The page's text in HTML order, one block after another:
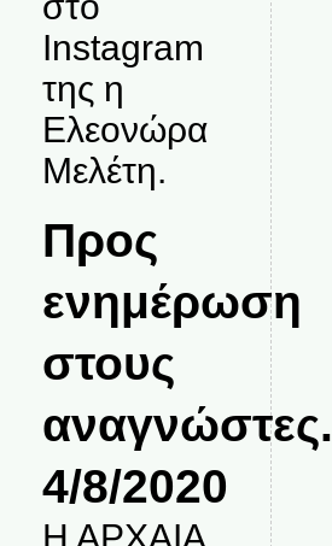
Instagram
της η
Ελεονώρα
Μελέτη.
Προς
ενημέρωση
στους
αναγνώστες.
4/8/2020
Η ΑΡΧΑΙΑ